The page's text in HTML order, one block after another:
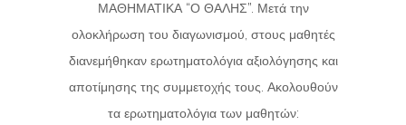
ΜΑΘΗΜΑΤΙΚΑ “Ο ΘΑΛΗΣ”. Μετά την
ολοκλήρωση του διαγωνισμού, στους μαθητές
διανεμήθηκαν ερωτηματολόγια αξιολόγησης και
αποτίμησης της συμμετοχής τους. Ακολουθούν
τα ερωτηματολόγια των μαθητών: